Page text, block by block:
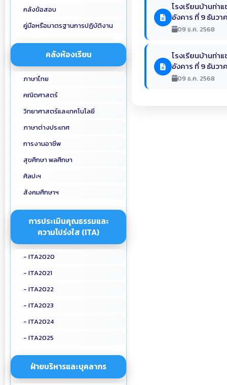
คลังข้อสอบ
คู่มือหรือมาตรฐานการปฏิบัติงาน
คลังห้องเรียน
ภาษาไทย
คณิตศาสตร์
วิทยาศาสตร์และเทคโนโลยี
ภาษาต่างประเทศ
การงานอาชีพ
สุขศึกษา พลศึกษา
ศิลปะฯ
สังคมศึกษาฯ
การประเมินคุณธรรมและ
ความโปร่งใส (ITA)
- ITA2020
- ITA2021
- ITA2022
- ITA2023
- ITA2024
- ITA2025
ฝ่ายบริหารและบุคลากร
โรงเรียนบ้านท่า
อังคาร ที่ 9 ธันว
09 ธ.ค. 2568
โรงเรียนบ้านท่า
อังคาร ที่ 9 ธันว
09 ธ.ค. 2568